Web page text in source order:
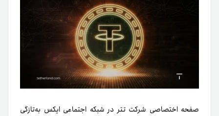
صفحه اختصاصی شرکت تتر در شبکه اجتماعی ایکس به‌تازگی